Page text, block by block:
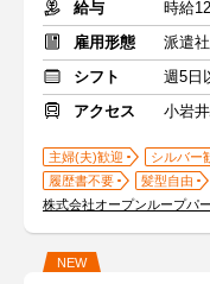
給与
時給
雇用形態
派遣
シフト
週5日
アクセス
小岩
主婦(夫)歓迎 シルバー
履歴書不要
髪型自由
株式会社オープンループパ
NEW